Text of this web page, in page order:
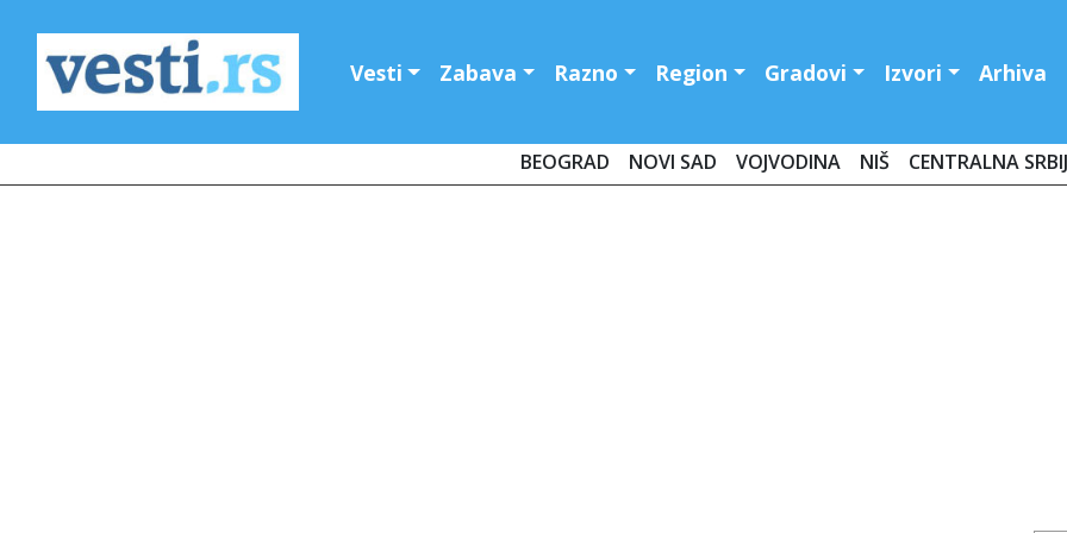
Vesti Zabava Razno Region Gradovi Izvori Arhiva
BEOGRAD NOVI SAD VOJVODINA NIŠ CENTRALNA